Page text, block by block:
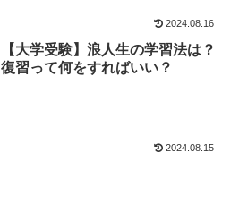
2024.08.16
【大学受験】浪人生の学習法は？
復習って何をすればいい？
2024.08.15